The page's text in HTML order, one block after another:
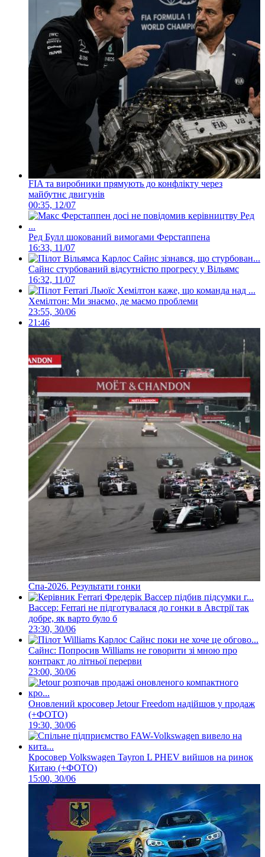
FIA та виробники прямують до конфлікту через
майбутнє двигунів
00:35, 12/07
Ред Булл шокований вимогами Ферстаппена
16:33, 11/07
Сайнс стурбований відсутністю прогресу у Вільямс
16:32, 11/07
Хемілтон: Ми знаємо, де маємо проблеми
23:55, 30/06
21:46
Спа-2026. Результати гонки
Вассер: Ferrari не підготувалася до гонки в Австрії так
добре, як варто було б
23:30, 30/06
Сайнс: Попросив Williams не говорити зі мною про
контракт до літньої перерви
23:00, 30/06
Оновлений кросовер Jetour Freedom надійшов у продаж
(+ФОТО)
19:30, 30/06
Кросовер Volkswagen Tayron L PHEV вийшов на ринок
Китаю (+ФОТО)
15:00, 30/06